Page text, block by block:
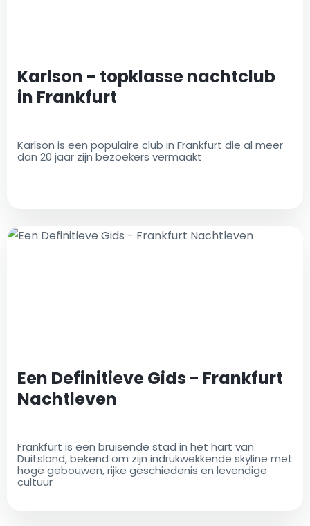
Karlson - topklasse nachtclub
in Frankfurt
Karlson is een populaire club in Frankfurt die al meer
dan 20 jaar zijn bezoekers vermaakt
Een Definitieve Gids - Frankfurt
Nachtleven
Frankfurt is een bruisende stad in het hart van
Duitsland, bekend om zijn indrukwekkende skyline met
hoge gebouwen, rijke geschiedenis en levendige
cultuur